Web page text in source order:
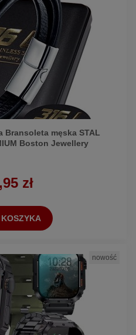
Bransoleta męska STAL
Boston Jewellery
zł
KOSZYKA
nowość